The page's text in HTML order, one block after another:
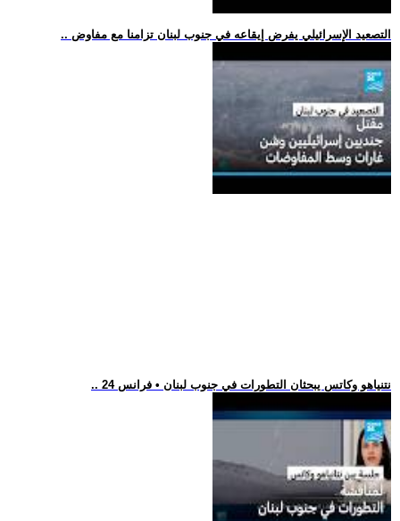
.. التصعيد الإسرائيلي يفرض إيقاعه في جنوب لبنان تزامنا مع مفاوض
.. نتنياهو وكاتس يبحثان التطورات في جنوب لبنان • فرانس 24